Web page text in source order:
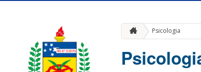
Psicologia